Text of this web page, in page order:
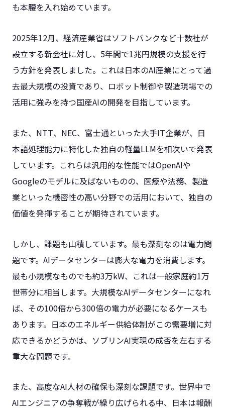
も本腰を入れ始めています。
2025年12月、経済産業省はソフトバンクなど十数社が
設立する新会社に対し、5年間で1兆円規模の支援を行
う方針を発表しました。これは日本のAI産業にとって過
去最大規模の投資であり、ロボット制御や製造現場での
活用に強みを持つ国産AIの開発を目指しています。
また、NTT、NEC、富士通といった大手IT企業が、日
本語処理能力に特化した独自の軽量LLMを相次いで発表
しています。これらは汎用的な性能ではOpenAIや
Googleのモデルに及ばないものの、医療や法務、製造
業といった機密性の高い分野での活用において、独自の
価値を発揮することが期待されています。
しかし、課題も山積しています。最も深刻なのは電力問
題です。AIデータセンターは膨大な電力を消費します。
最も小規模なものでも約3万kW、これは一般家庭約1万
世帯分に相当します。大規模なAIデータセンターになれ
ば、その100倍から300倍の電力が必要になるケースも
あります。日本のエネルギー供給体制がこの需要増に対
応できるかどうかは、ソブリンAI実現の成否を左右する
重大な問題です。
また、高度なAI人材の確保も深刻な課題です。世界中で
AIエンジニアの争奪戦が繰り広げられる中、日本は報酬